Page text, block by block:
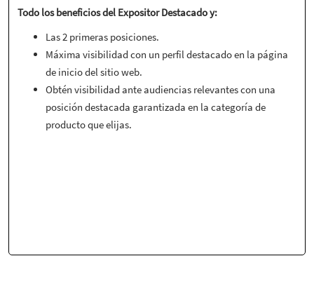
Todo los beneficios del Expositor Destacado y:
Las 2 primeras posiciones.
Máxima visibilidad con un perfil destacado en la página
de inicio del sitio web.
Obtén visibilidad ante audiencias relevantes con una
posición destacada garantizada en la categoría de
producto que elijas.